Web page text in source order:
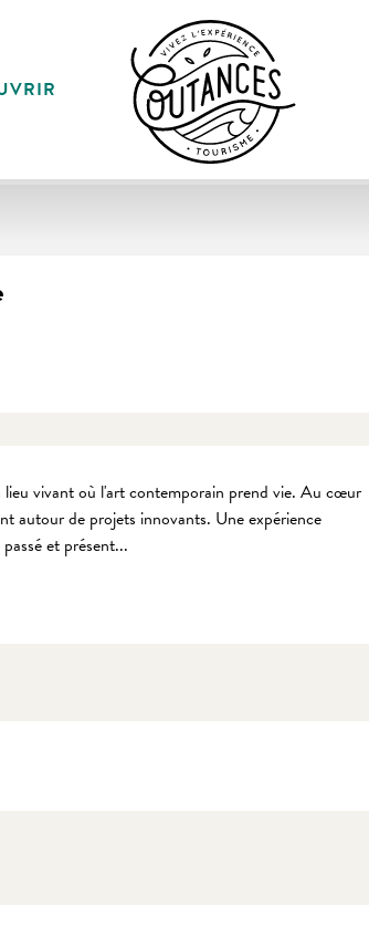
vivant où l'art contemporain prend vie. Au cœur
autour de projets innovants. Une expérience
et présent...